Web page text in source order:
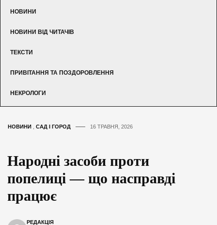
НОВИНИ
НОВИНИ ВІД ЧИТАЧІВ
ТЕКСТИ
ПРИВІТАННЯ ТА ПОЗДОРОВЛЕННЯ
НЕКРОЛОГИ
НОВИНИ САД І ГОРОД 16 ТРАВНЯ, 2026
Народні засоби проти
попелиці — що насправді
працює
РЕДАКЦІЯ